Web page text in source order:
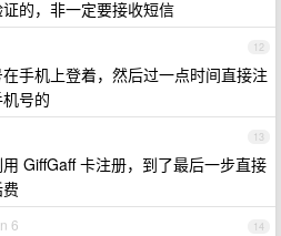
的，非一定要接收短信
12
手机上登着，然后过一点时间直接注
号的
13
GiffGaff 卡注册，到了最后一步直接
14
6